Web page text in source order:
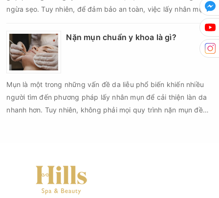
ngừa sẹo. Tuy nhiên, để đảm bảo an toàn, việc lấy nhân mụn
cần được thực hiện theo đúng quy trình chuẩn y khoa với đầy
đủ các bước vô khuẩn và chăm sóc sau điều trị.
Nặn mụn chuẩn y khoa là gì?
Mụn là một trong những vấn đề da liễu phổ biến khiến nhiều
người tìm đến phương pháp lấy nhân mụn để cải thiện làn da
nhanh hơn. Tuy nhiên, không phải mọi quy trình nặn mụn đều
đạt tiêu chuẩn cần đáp ứng những yêu cầu nào?